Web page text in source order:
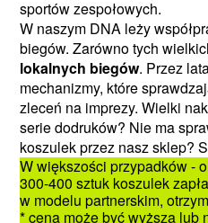
sportów zespołowych.
W naszym DNA leży
biegów. Zarówno tych
lokalnych biegów. Przez
mechanizmy, które
zleceń na imprezy. Wielki
serie dodruków? Nie ma
koszulek przez nasz sklep?
W większości przypadków -
300-400 sztuk koszulek
w modelu partnerskim,
* cena może być wyższa lub